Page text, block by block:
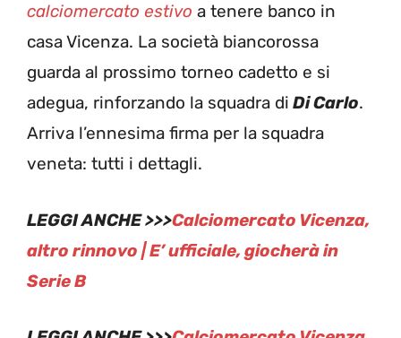
calciomercato estivo a tenere banco in
casa Vicenza. La società biancorossa
guarda al prossimo torneo cadetto e si
adegua, rinforzando la squadra di Di Carlo.
Arriva l’ennesima firma per la squadra
veneta: tutti i dettagli.
LEGGI ANCHE >>>Calciomercato Vicenza,
altro rinnovo | E’ ufficiale, giocherà in
Serie B